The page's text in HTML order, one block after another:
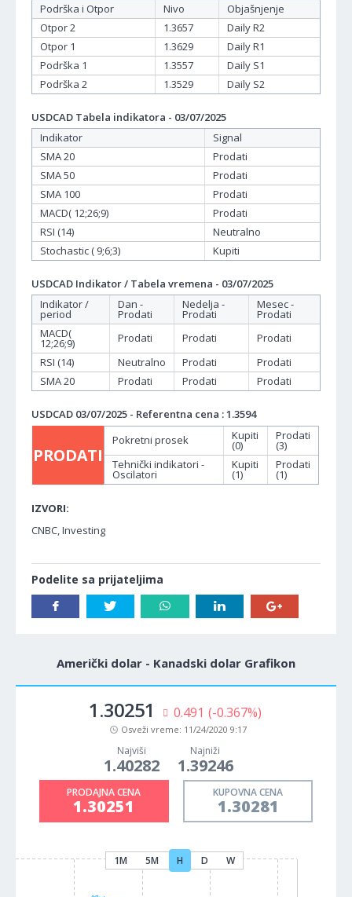
Podrška i Otpor
Nivo
Objašnjenje
Otpor 2
1.3657
Daily R2
Otpor 1
1.3629
Daily R1
Podrška 1
1.3557
Daily S1
Podrška 2
1.3529 Daily S2
USDCAD Tabela indikatora - 03/07/2025
Indikator
Signal
SMA 20
Prodati
SMA 50
Prodati
SMA 100
Prodati
MACD( 12;26;9)
Prodati
RSI (14)
Neutralno
Stochastic ( 9;6;3)
Kupiti
USDCAD Indikator / Tabela vremena - 03/07/2025
Indikator /
period
Dan -
Prodati
Nedelja -
Prodati
Mesec -
Prodati
MACD(
12;26;9) Prodati Prodati
Prodati
RSI (14)
Neutralno Prodati
Prodati
SMA 20
Prodati Prodati Prodati
USDCAD 03/07/2025 - Referentna cena : 1.3594
PRODATI
Pokretni prosek Kupiti
(0)
Prodati
(3)
Tehnički indikatori -
Oscilatori
Kupiti
(1)
Prodati
(1)
IZVORI:
CNBC, Investing
Podelite sa prijateljima
Američki dolar - Kanadski dolar Grafikon
1.30251 0.491 (-0.367%)
Osveži vreme: 11/24/2020 9:17
Najviši
1.40282
Najniži
1.39246
PRODAJNA CENA
1.30251
KUPOVNA CENA
1.30281
1M 5M H D W